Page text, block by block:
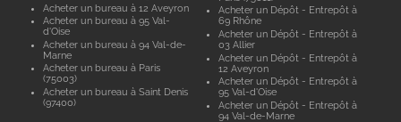
Acheter un bureau à 12 Aveyron
Acheter un bureau à 95 Val-
d'Oise
Acheter un bureau à 94 Val-de-
Marne
Acheter un bureau à Paris
(75003)
Acheter un bureau à Saint Denis
(97400)
Acheter un Dépôt - Entrepôt à
69 Rhône
Acheter un Dépôt - Entrepôt à
03 Allier
Acheter un Dépôt - Entrepôt à
12 Aveyron
Acheter un Dépôt - Entrepôt à
95 Val-d'Oise
Acheter un Dépôt - Entrepôt à
94 Val-de-Marne